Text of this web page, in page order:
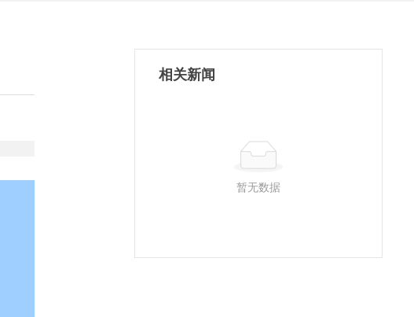
相关新闻
暂无数据